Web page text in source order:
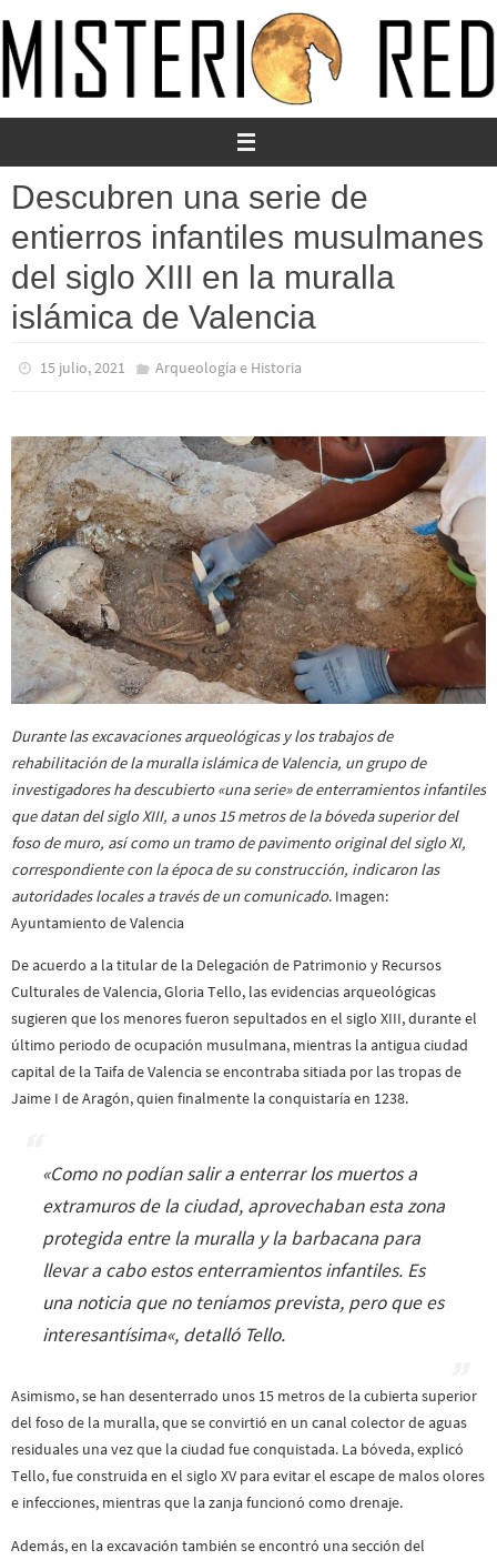
al
contenido
Descubren una serie de
entierros infantiles musulmanes
del siglo XIII en la muralla
islámica de Valencia
15 julio, 2021 Arqueología e Historia
Durante las excavaciones arqueológicas y los trabajos de
rehabilitación de la muralla islámica de Valencia, un grupo de
investigadores ha descubierto «una serie» de enterramientos infantiles
que datan del siglo XIII, a unos 15 metros de la bóveda superior del
foso de muro, así como un tramo de pavimento original del siglo XI,
correspondiente con la época de su construcción, indicaron las
autoridades locales a través de un comunicado. Imagen:
Ayuntamiento de Valencia
De acuerdo a la titular de la Delegación de Patrimonio y Recursos
Culturales de Valencia, Gloria Tello, las evidencias arqueológicas
sugieren que los menores fueron sepultados en el siglo XIII, durante el
último periodo de ocupación musulmana, mientras la antigua ciudad
capital de la Taifa de Valencia se encontraba sitiada por las tropas de
Jaime I de Aragón, quien finalmente la conquistaría en 1238.
«Como no podían salir a enterrar los muertos a
extramuros de la ciudad, aprovechaban esta zona
protegida entre la muralla y la barbacana para
llevar a cabo estos enterramientos infantiles. Es
una noticia que no teníamos prevista, pero que es
interesantísima«, detalló Tello.
Asimismo, se han desenterrado unos 15 metros de la cubierta superior
del foso de la muralla, que se convirtió en un canal colector de aguas
residuales una vez que la ciudad fue conquistada. La bóveda, explicó
Tello, fue construida en el siglo XV para evitar el escape de malos olores
e infecciones, mientras que la zanja funcionó como drenaje.
Además, en la excavación también se encontró una sección del